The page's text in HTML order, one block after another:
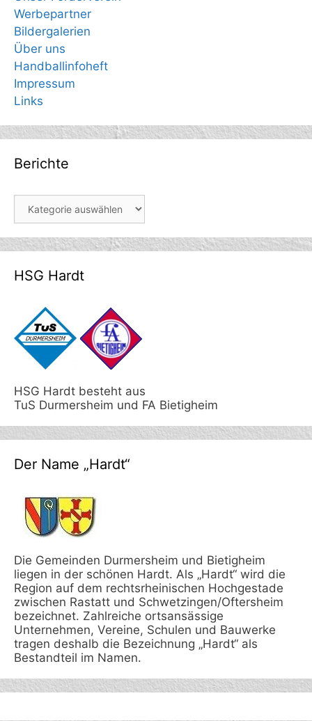
Werbepartner
Bildergalerien
Über uns
Handballinfoheft
Impressum
Links
Berichte
HSG Hardt
HSG Hardt besteht aus
TuS Durmersheim und FA Bietigheim
Der Name „Hardt“
Die Gemeinden Durmersheim und Bietigheim
liegen in der schönen Hardt. Als „Hardt“ wird die
Region auf dem rechtsrheinischen Hochgestade
zwischen Rastatt und Schwetzingen/Oftersheim
bezeichnet. Zahlreiche ortsansässige
Unternehmen, Vereine, Schulen und Bauwerke
tragen deshalb die Bezeichnung „Hardt“ als
Bestandteil im Namen.